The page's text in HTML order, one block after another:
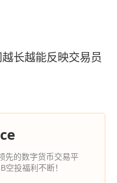
长越能反映交易员
先的数字货币交易平
空投福利不断！